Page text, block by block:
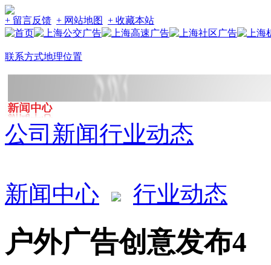
+ 留言反馈 + 网站地图 + 收藏本站
联系方式地理位置
公司新闻行业动态
新闻中心 行业动态
户外广告创意发布4